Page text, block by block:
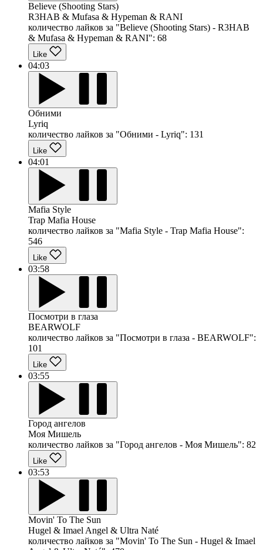
Believe (Shooting Stars)
R3HAB & Mufasa & Hypeman & RANI
количество лайков за "Believe (Shooting Stars) - R3HAB
& Mufasa & Hypeman & RANI": 68
Like
04:03
Обними
Lyriq
количество лайков за "Обними - Lyriq": 131
Like
04:01
Mafia Style
Trap Mafia House
количество лайков за "Mafia Style - Trap Mafia House":
546
Like
03:58
Посмотри в глаза
BEARWOLF
количество лайков за "Посмотри в глаза - BEARWOLF":
101
Like
03:55
Город ангелов
Моя Мишель
количество лайков за "Город ангелов - Моя Мишель": 82
Like
03:53
Movin' To The Sun
Hugel & Imael Angel & Ultra Naté
количество лайков за "Movin' To The Sun - Hugel & Imael